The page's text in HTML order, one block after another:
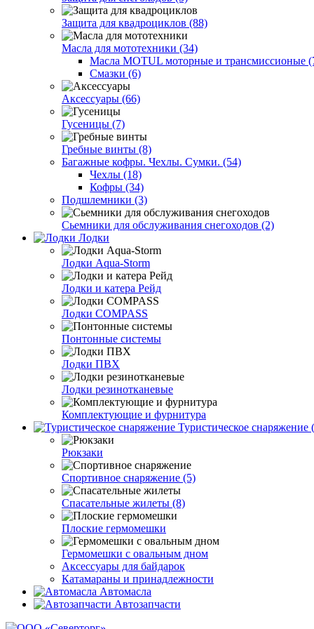
Защита для квадроциклов (88)
Масла для мототехники (34)
Масла MOTUL моторные и трансмиссионые
Смазки (6)
Аксессуары (66)
Гусеницы (7)
Гребные винты (8)
Багажные кофры. Чехлы. Сумки. (54)
Чехлы (18)
Кофры (34)
Подшлемники (3)
Сьемники для обслуживания снегоходов (2)
Лодки
Лодки Aqua-Storm
Лодки и катера Рейд
Лодки COMPASS
Понтонные системы
Лодки ПВХ
Лодки резинотканевые
Комплектующие и фурнитура
Туристическое снаряжение
Рюкзаки
Спортивное снаряжение (5)
Спасательные жилеты (8)
Плоские гермомешки
Гермомешки с овальным дном
Аксессуары для байдарок
Катамараны и принадлежности
Автомасла
Автозапчасти